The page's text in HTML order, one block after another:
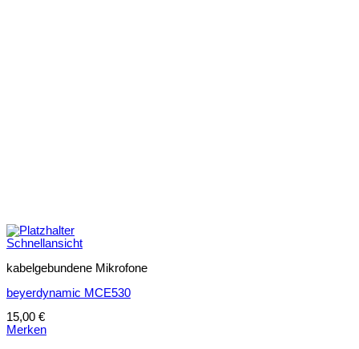
Schnellansicht
kabelgebundene Mikrofone
beyerdynamic MCE530
15,00 €
Merken